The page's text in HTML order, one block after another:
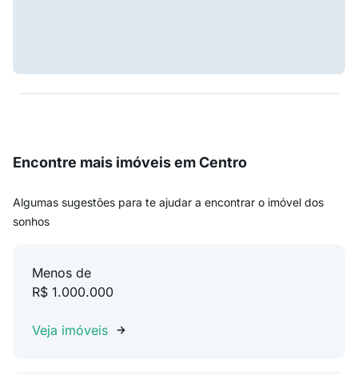
Encontre mais imóveis em Centro
Algumas sugestões para te ajudar a encontrar o imóvel dos
sonhos
Menos de
R$ 1.000.000
Veja imóveis